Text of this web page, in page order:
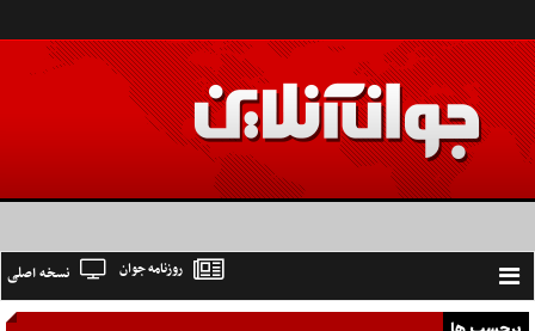
Toggle
navigation
نسخه اصلی روزنامه جوان